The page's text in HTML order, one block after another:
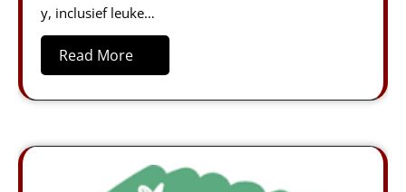
y, inclusief leuke…
Read More